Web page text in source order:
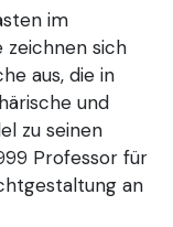
im
zeichnen sich
aus, die in
und
zu seinen
Professor für
an